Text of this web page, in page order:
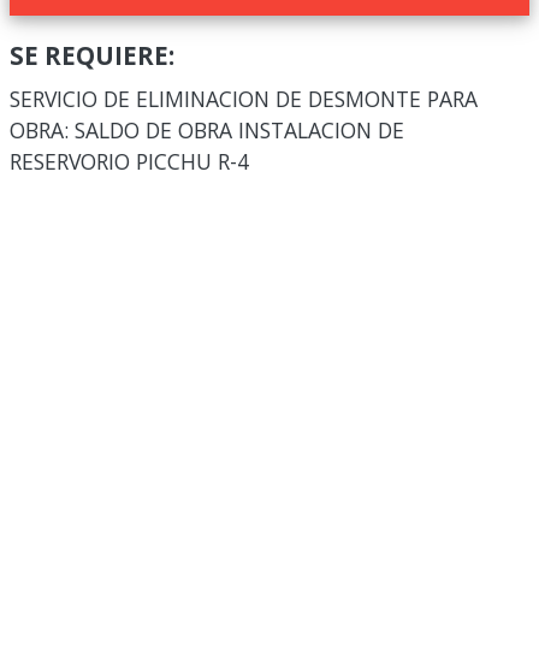
SE REQUIERE:
SERVICIO DE ELIMINACION DE DESMONTE PARA
OBRA: SALDO DE OBRA INSTALACION DE
RESERVORIO PICCHU R-4